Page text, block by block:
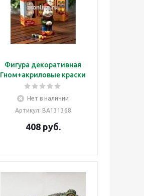
Фигура декоративная
Гном+акриловые краски
Нет в наличии
Артикул: ВА131368
408руб.